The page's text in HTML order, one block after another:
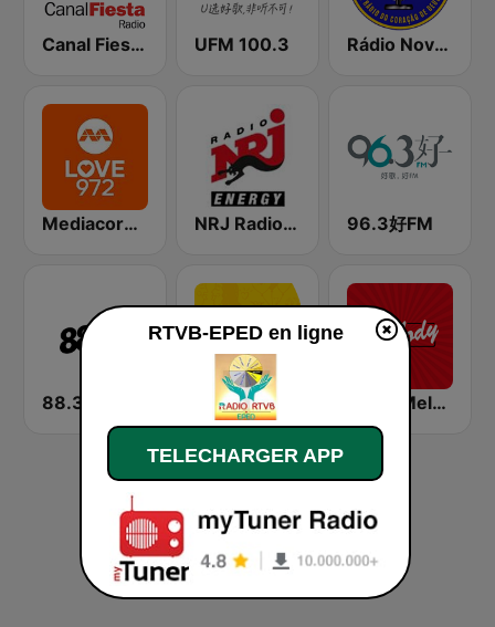
Canal Fiesta Radio UFM 100.3 Rádio Nova Jerusalém FM 100.3
Mediacorp LOVE 972 NRJ Radio ENERGY 96.3好FM
88.3JIA Radio Melody Schweiz
RTVB-EPED en ligne
TELECHARGER APP